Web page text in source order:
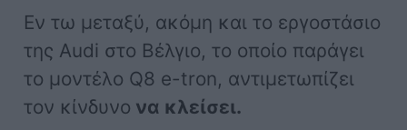
Εν τω μεταξύ, ακόμη και το εργοστάσιο
της Audi στο Βέλγιο, το οποίο παράγει
το μοντέλο Q8 e-tron, αντιμετωπίζει
τον κίνδυνο να κλείσει.